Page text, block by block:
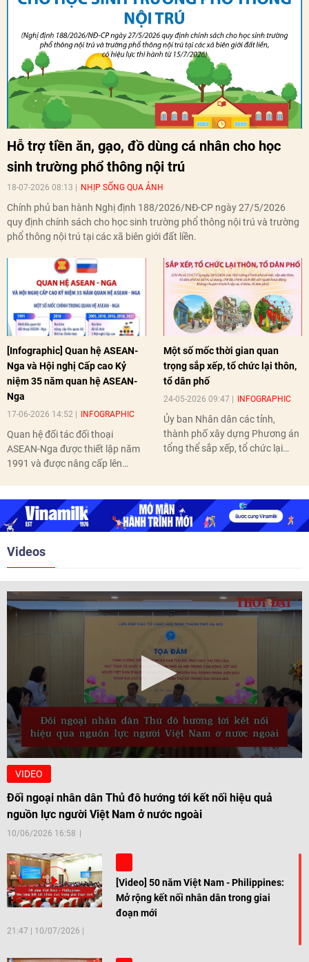
Hỗ trợ tiền ăn, gạo, đồ dùng cá nhân cho học
sinh trường phổ thông nội trú
18-07-2026 08:13 NHỊP SỐNG QUA ẢNH
Chính phủ ban hành Nghị định 188/2026/NĐ-CP ngày 27/5/2026
quy định chính sách cho học sinh trường phổ thông nội trú và trường
phổ thông nội trú tại các xã biên giới đất liền.
[Infographic] Quan hệ ASEAN-
Nga và Hội nghị Cấp cao Kỷ
niệm 35 năm quan hệ ASEAN-
Nga
17-06-2026 14:52 INFOGRAPHIC
Quan hệ đối tác đối thoại
ASEAN-Nga được thiết lập năm
1991 và được nâng cấp lên
nghị Cấp cao vào các năm 2005,
2010, 2016, 2018, 2021.
Một số mốc thời gian quan
trọng sắp xếp, tổ chức lại thôn,
tổ dân phố
24-05-2026 09:47 INFOGRAPHIC
Ủy ban Nhân dân các tỉnh,
thành phố xây dựng Phương án
tổng thể sắp xếp, tổ chức lại
Videos
VIDEO
Đối ngoại nhân dân Thủ đô hướng tới kết nối hiệu quả
nguồn lực người Việt Nam ở nước ngoài
10/06/2026 16:58
[Video] 50 năm Việt Nam - Philippines:
Mở rộng kết nối nhân dân trong giai
đoạn mới
21:47 10/07/2026